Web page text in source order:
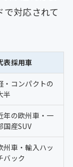
対応されて
表採用車
・コンパクトの
半
年の欧州車・一
国産SUV
州車・輸入ハッ
バック